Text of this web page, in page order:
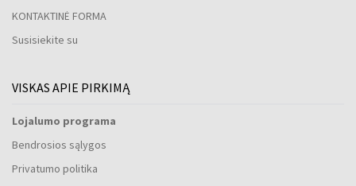
KONTAKTINĖ FORMA
Susisiekite su
VISKAS APIE PIRKIMĄ
Lojalumo programa
Bendrosios sąlygos
Privatumo politika